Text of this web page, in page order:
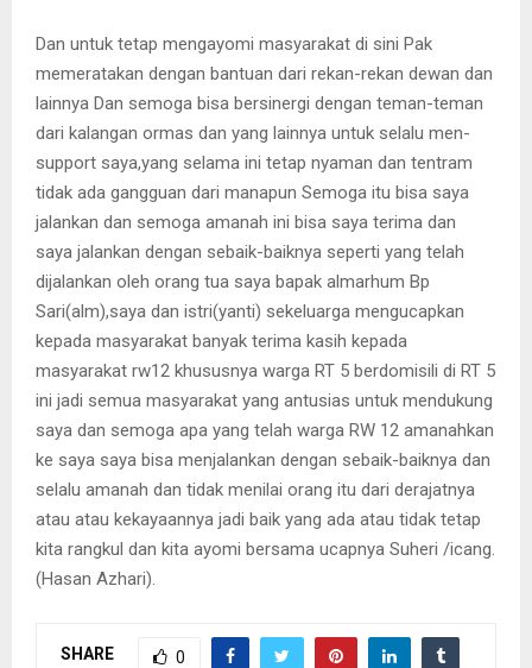
Dan untuk tetap mengayomi masyarakat di sini Pak
memeratakan dengan bantuan dari rekan-rekan dewan dan
lainnya Dan semoga bisa bersinergi dengan teman-teman
dari kalangan ormas dan yang lainnya untuk selalu men-
support saya,yang selama ini tetap nyaman dan tentram
tidak ada gangguan dari manapun Semoga itu bisa saya
jalankan dan semoga amanah ini bisa saya terima dan
saya jalankan dengan sebaik-baiknya seperti yang telah
dijalankan oleh orang tua saya bapak almarhum Bp
Sari(alm),saya dan istri(yanti) sekeluarga mengucapkan
kepada masyarakat banyak terima kasih kepada
masyarakat rw12 khususnya warga RT 5 berdomisili di RT 5
ini jadi semua masyarakat yang antusias untuk mendukung
saya dan semoga apa yang telah warga RW 12 amanahkan
ke saya saya bisa menjalankan dengan sebaik-baiknya dan
selalu amanah dan tidak menilai orang itu dari derajatnya
atau atau kekayaannya jadi baik yang ada atau tidak tetap
kita rangkul dan kita ayomi bersama ucapnya Suheri /icang.
(Hasan Azhari).
SHARE 0